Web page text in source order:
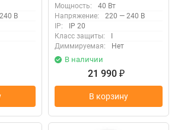
В
Мощность:
40 Вт
Напряжение:
220 — 240 В
IP:
IP 20
Класс защиты:
Диммируемая:
Нет
В наличии
21 990 ₽
В корзину